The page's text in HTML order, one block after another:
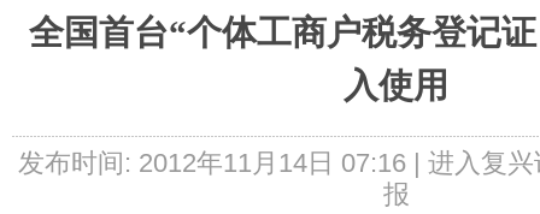
全国首台“个体工商户税务登记
入使用
发布时间: 2012年11月14日 07:16 | 进入复兴
报